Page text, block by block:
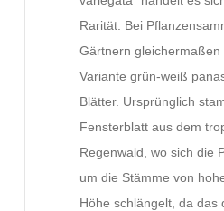
Rarität. Bei
Gärtnern gleichermaßen
Variante grün-weiß
Blätter. Ursprünglich
Fensterblatt aus dem
Regenwald, wo sich die
um die Stämme von
Höhe schlängelt, da das